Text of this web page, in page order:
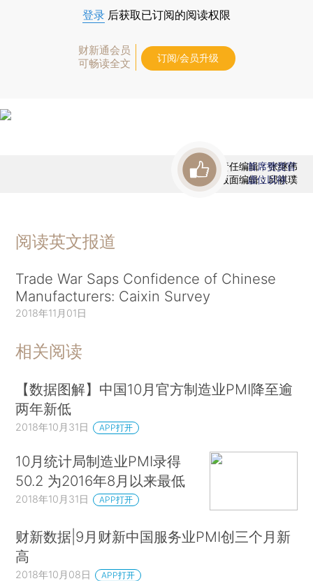
登录 后获取已订阅的阅读权限
财新通会员
可畅读全文
订阅/会员升级
责任编辑：张继伟
版面编辑：邱祺璞
首席赞赏官
虚位以待
阅读英文报道
Trade War Saps Confidence of Chinese
Manufacturers: Caixin Survey
2018年11月01日
相关阅读
【数据图解】中国10月官方制造业PMI降至逾
两年新低
2018年10月31日 APP打开
10月统计局制造业PMI录得
50.2 为2016年8月以来最低
2018年10月31日 APP打开
财新数据|9月财新中国服务业PMI创三个月新
高
2018年10月08日 APP打开